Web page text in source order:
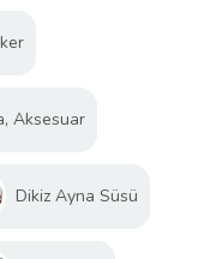
Aksesuar
Dikiz Ayna Süsü